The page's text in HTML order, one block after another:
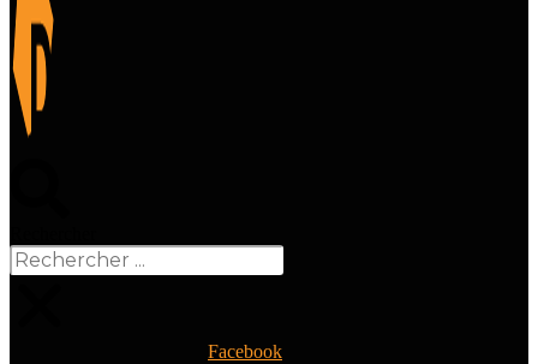
Facebook